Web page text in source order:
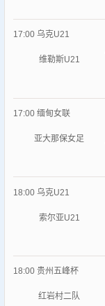
是NBA迷还是足球
尽情享受体育的魅
育爱好者一同分享
17:00 乌克U21
维勒斯U21
17:00 缅甸女联
亚大那保女足
18:00 乌克U21
索尔亚U21
18:00 贵州五峰杯
红岩村二队